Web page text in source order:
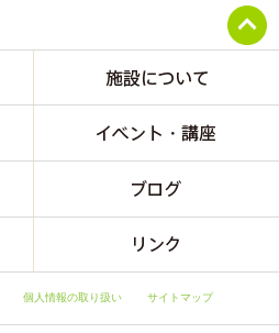
個人情報の取り扱い サイトマップ